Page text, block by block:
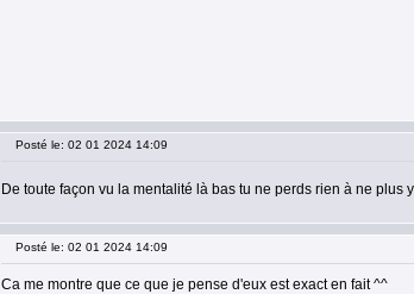
Posté le: 02 01 2024 14:09
De toute façon vu la mentalité là bas tu ne perds rien à ne plus
Posté le: 02 01 2024 14:09
Ca me montre que ce que je pense d'eux est exact en fait ^^